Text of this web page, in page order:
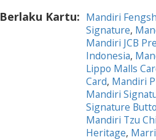
Berlaku Kartu: Mandiri
Signature,
Mandiri JCB
Indonesia,
Lippo Malls
Card, Mandiri
Mandiri
Signature
Mandiri Tzu
Heritage,